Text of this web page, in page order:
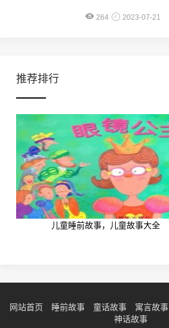
264 2023-07-21
推荐排行
儿童睡前故事，儿童故事大全
网站首页 睡前故事 童话故事 寓言故事
神话故事